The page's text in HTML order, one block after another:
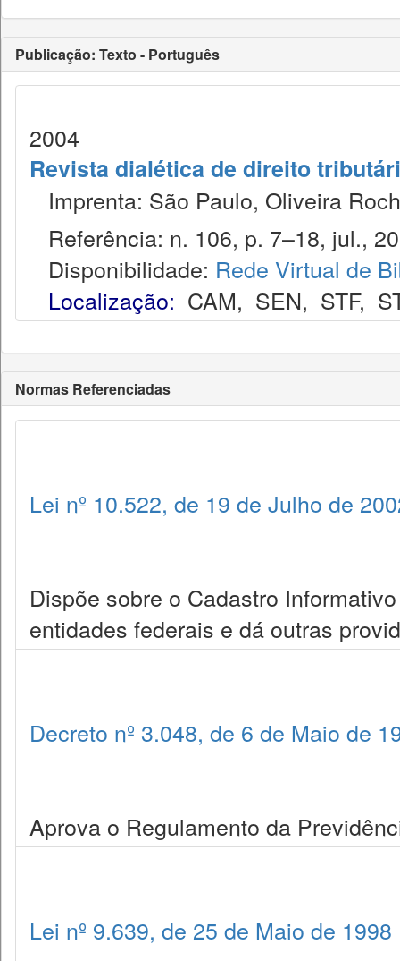
Publicação: Texto - Português
2004
Revista dialética de direito
Imprenta: São Paulo, Oliveira
Referência: n. 106, p. 7–18, jul.,
Disponibilidade: Rede Virtual de
Localização: CAM, SEN, STF,
Normas Referenciadas
Lei nº 10.522, de 19 de Julho de
Dispõe sobre o Cadastro
entidades federais e dá outras
Decreto nº 3.048, de 6 de Maio de
Aprova o Regulamento da
Lei nº 9.639, de 25 de Maio de 1998